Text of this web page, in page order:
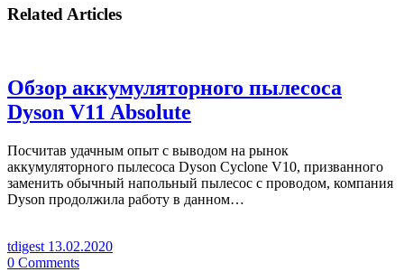
Related Articles
Обзор аккумуляторного пылесоса
Dyson V11 Absolute
Посчитав удачным опыт с выводом на рынок
аккумуляторного пылесоса Dyson Cyclone V10, призванного
заменить обычный напольный пылесос с проводом, компания
Dyson продолжила работу в данном…
tdigest 13.02.2020
0 Comments